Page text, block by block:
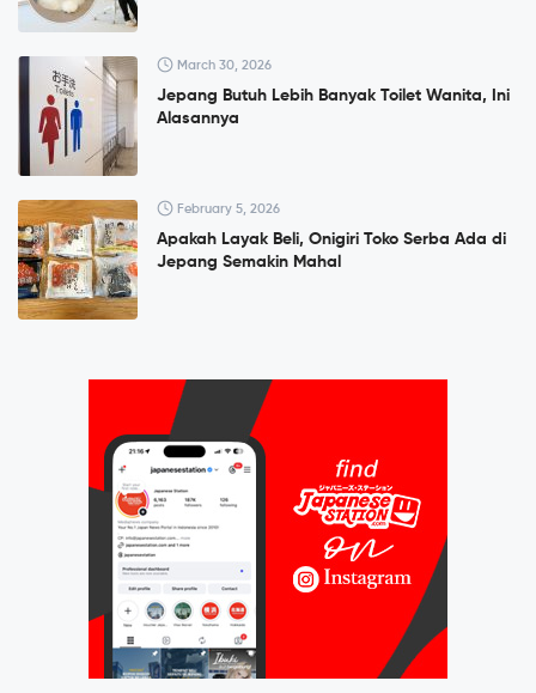
March 30, 2026
Jepang Butuh Lebih Banyak Toilet Wanita, Ini
Alasannya
February 5, 2026
Apakah Layak Beli, Onigiri Toko Serba Ada di
Jepang Semakin Mahal